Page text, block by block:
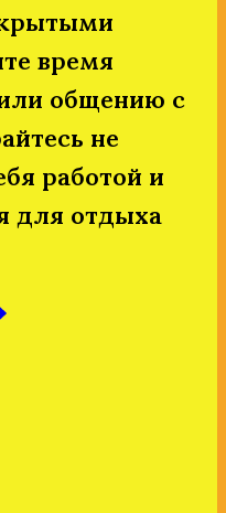
время
общению с
не
работой и
для отдыха